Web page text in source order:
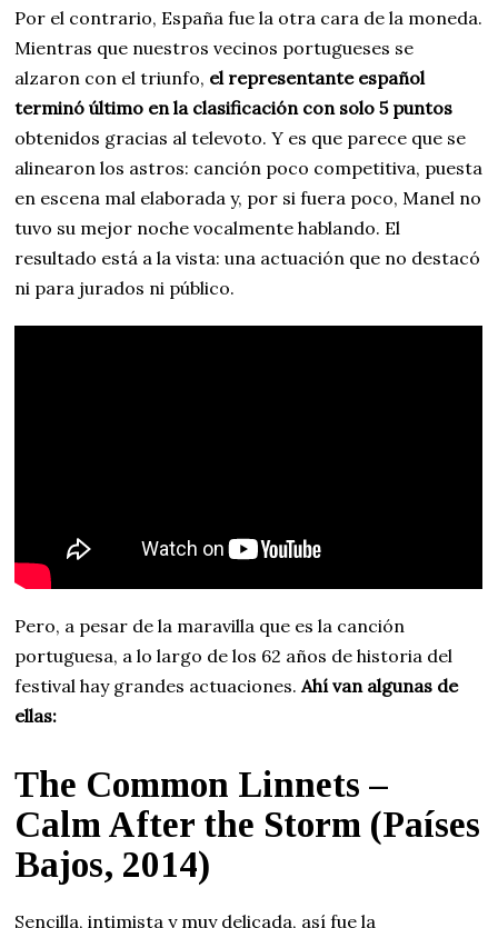
Por el contrario, España fue la otra cara de la moneda.
Mientras que nuestros vecinos portugueses se
alzaron con el triunfo, el representante español
terminó último en la clasificación con solo 5 puntos
obtenidos gracias al televoto. Y es que parece que se
alinearon los astros: canción poco competitiva, puesta
en escena mal elaborada y, por si fuera poco, Manel no
tuvo su mejor noche vocalmente hablando. El
resultado está a la vista: una actuación que no destacó
ni para jurados ni público.
Pero, a pesar de la maravilla que es la canción
portuguesa, a lo largo de los 62 años de historia del
festival hay grandes actuaciones.Ahí van algunas de
ellas:
The Common Linnets –
Calm After the Storm (Países
Bajos, 2014)
Sencilla, intimista y muy delicada, así fue la